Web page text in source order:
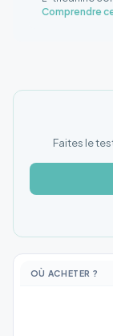
Comprendre
Faites le
OÙ ACHETER ?